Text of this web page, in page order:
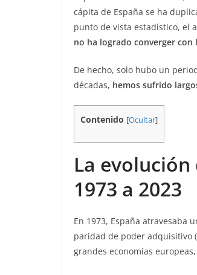
cápita de España se ha
punto de vista estadístico, el
no ha logrado converger con
De hecho, solo hubo un
décadas, hemos sufrido
Contenido [Ocultar]
La evolución
1973 a 2023
En 1973, España atravesaba
paridad de poder adquisitivo
grandes economías